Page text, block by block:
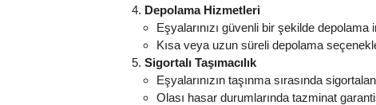
Depolama Hizmetleri
Eşyalarınızı güvenli bir şekilde depolama
Kısa veya uzun süreli depolama
Sigortalı Taşımacılık
Eşyalarınızın taşınma sırasında
Olası hasar durumlarında tazminat